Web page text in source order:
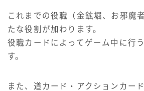
これまでの役職（金鉱堀、お邪魔
たな役割が加わります。
役職カードによってゲーム中に行
す。
また、道カード・アクションカー